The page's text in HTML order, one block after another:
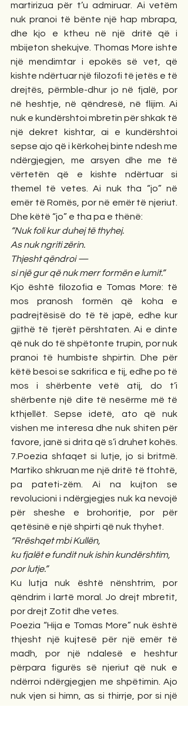
martirizua për t’u admiruar. Ai vetëm
nuk pranoi të bënte një hap mbrapa,
dhe kjo e ktheu në një dritë që i
mbijeton shekujve. Thomas More ishte
një mendimtar i epokës së vet, që
kishte ndërtuar një filozofi të jetës e të
drejtës, përmble-dhur jo në fjalë, por
në heshtje, në qëndresë, në flijim. Ai
nuk e kundërshtoi mbretin për shkak të
një dekret kishtar, ai e kundërshtoi
sepse ajo që i kërkohej binte ndesh me
ndërgjegjen, me arsyen dhe me të
vërtetën që e kishte ndërtuar si
themel të vetes. Ai nuk tha “jo” në
emër të Romës, por në emër të njeriut.
Dhe këtë “jo” e tha pa e thënë:
“Nuk foli kur duhej të thyhej.
As nuk ngriti zërin.
Thjesht qëndroi —
si një gur që nuk merr formën e lumit.”
Kjo është filozofia e Tomas More: të
mos pranosh formën që koha e
padrejtësisë do të të japë, edhe kur
gjithë të tjerët përshtaten. Ai e dinte
që nuk do të shpëtonte trupin, por nuk
pranoi të humbiste shpirtin. Dhe për
këtë besoi se sakrifica e tij, edhe po të
mos i shërbente vetë atij, do t’i
shërbente një dite të nesërme më të
kthjellët. Sepse idetë, ato që nuk
vishen me interesa dhe nuk shiten për
favore, janë si drita që s’i druhet kohës.
7.Poezia shfaqet si lutje, jo si britmë.
Martiko shkruan me një dritë të ftohtë,
pa pateti-zëm. Ai na kujton se
revolucioni i ndërgjegjes nuk ka nevojë
për sheshe e brohoritje, por për
qetësinë e një shpirti që nuk thyhet.
“Rrëshqet mbi Kullën,
ku fjalët e fundit nuk ishin kundërshtim,
por lutje.”
Ku lutja nuk është nënshtrim, por
qëndrim i lartë moral. Jo drejt mbretit,
por drejt Zotit dhe vetes.
Poezia “Hija e Tomas More” nuk është
thjesht një kujtesë për një emër të
madh, por një ndalesë e heshtur
përpara figurës së njeriut që nuk e
ndërroi ndërgjegjen me shpëtimin. Ajo
nuk vjen si himn, as si thirrje, por si një